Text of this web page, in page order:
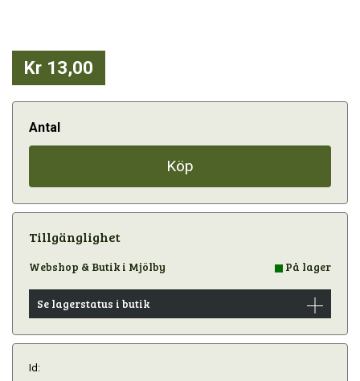
Kr 13,00
Antal
Köp
Tillgänglighet
Webshop & Butik i Mjölby På lager
Se lagerstatus i butik
Id: